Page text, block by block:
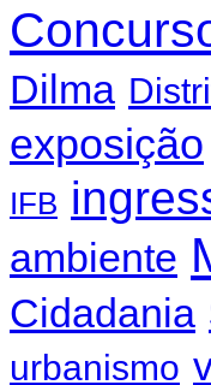
Dilma
exposição
IFB
ambiente
Cidadania
urbanismo